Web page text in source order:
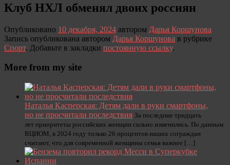
Клуб НХЛ обменял двоих россиян
Опубликовано 10 декабря, 2024 автором Дарья Коршунова
Запись опубликована автором Дарья Коршунова в рубрике
Спорт. Добавьте в закладки постоянную ссылку.
More from my site
Наталья Касперская: Детям дали в руки смартфоны,
но не просчитали последствия За последние тридцать
лет приоритеты российских женщин сильно изменились. По данным
ВЦИОМ, в 2024 году только 26 процентов наших сограждан
считают, что для современной женщины семья важнее […]